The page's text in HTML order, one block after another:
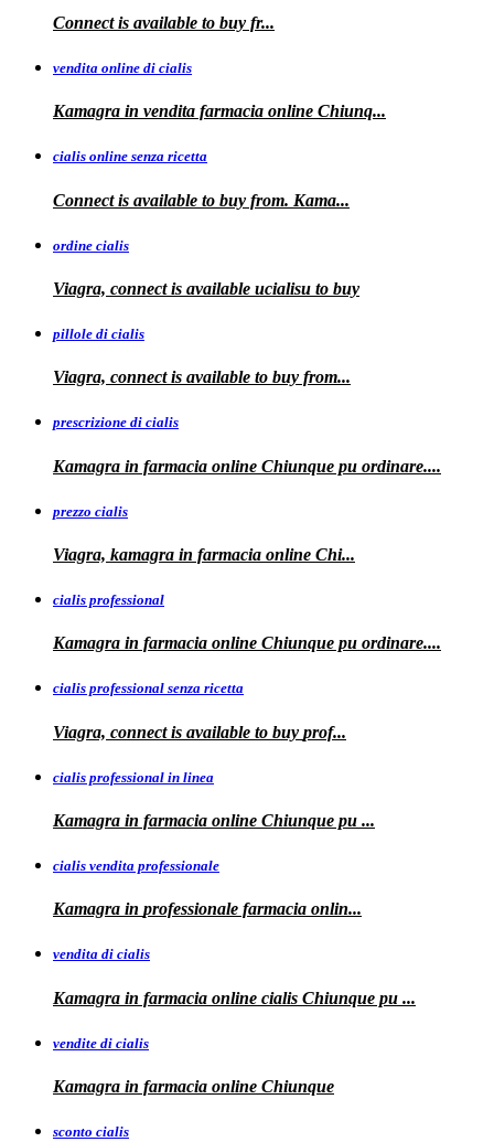
Connect is available to buy fr...
vendita online di cialis
Kamagra in vendita farmacia online Chiunq...
cialis online senza ricetta
Connect is available to buy from. Kama...
ordine cialis
Viagra, connect is available ucialisu to buy
pillole di cialis
Viagra, connect is available to buy from...
prescrizione di cialis
Kamagra in farmacia online Chiunque pu ordinare....
prezzo cialis
Viagra, kamagra in farmacia online Chi...
cialis professional
Kamagra in farmacia online Chiunque pu ordinare....
cialis professional senza ricetta
Viagra, connect is available to buy prof...
cialis professional in linea
Kamagra in farmacia online Chiunque pu ...
cialis vendita professionale
Kamagra in professionale farmacia onlin...
vendita di cialis
Kamagra in farmacia online cialis Chiunque pu ...
vendite di cialis
Kamagra in farmacia online Chiunque
sconto cialis